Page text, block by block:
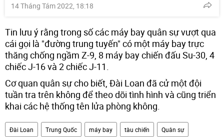
14 Tháng Tám 2022, 18:18
Tin lưu ý rằng trong số các máy bay quân sự vượt qua
cái gọi là "đường trung tuyến" có một máy bay trực
thăng chống ngầm Z-9, 8 máy bay chiến đấu Su-30, 4
chiếc J-16 và 2 chiếc J-11.
Cơ quan quân sự cho biết, Đài Loan đã cử một đội
tuần tra trên không để theo dõi tình hình và cũng triển
khai các hệ thống tên lửa phòng không.
Đài Loan Trung Quốc máy bay tàu chiến Quân sự